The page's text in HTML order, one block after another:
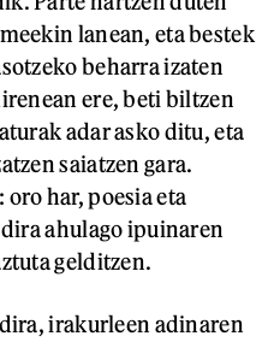
lanean, eta bestek
beharra izaten
ere, beti biltzen
adar asko ditu, eta
saiatzen gara.
har, poesia eta
ahulago ipuinaren
gelditzen.
irakurleen adinaren